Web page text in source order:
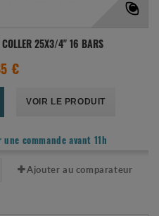
COLLER 25X3/4" 16 BARS
€
VOIR LE PRODUIT
commande avant 11h
Ajouter au comparateur